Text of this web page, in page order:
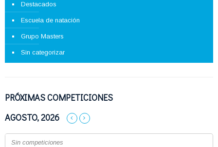
Destacados
Escuela de natación
Grupo Masters
Sin categorizar
PRÓXIMAS COMPETICIONES
AGOSTO, 2026
Sin competiciones